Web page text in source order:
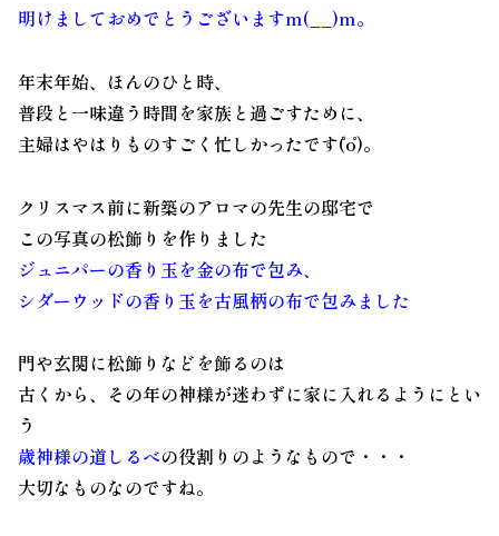
明けましておめでとうございますm(__)m。
年末年始、ほんのひと時、
普段と一味違う時間を家族と過ごすために、
主婦はやはりものすごく忙しかったです(゜o゜)。
クリスマス前に新築のアロマの先生の邸宅で
この写真の松飾りを作りました
ジュニパーの香り玉を金の布で包み、
シダーウッドの香り玉を古風柄の布で包みました
門や玄関に松飾りなどを飾るのは
古くから、その年の神様が迷わずに家に入れるようにとい
う
歳神様の道しるべの役割りのようなもので・・・
大切なものなのですね。